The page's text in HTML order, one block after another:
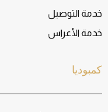
كمبوديا
خدمة التوصيل
خدمة الأعراس